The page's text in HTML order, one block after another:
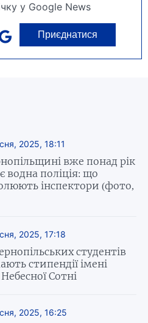
у Google News
Приєднатися
2025, 18:11
вже понад рік
водна поліція: що
інспектори (фото,
2025, 17:18
студентів
стипендії імені
Сотні
2025, 16:25